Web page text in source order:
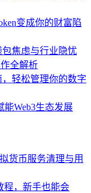
变成你的财富陷
包焦虑与行业隐忧
全解析
轻松管理你的数字
能Web3生态发展
货币服务清理与用
程，新手也能会